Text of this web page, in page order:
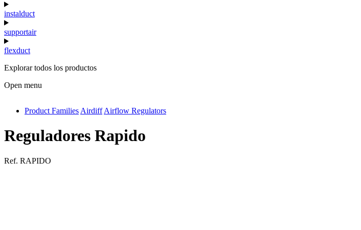
instalduct
supportair
flexduct
Explorar todos los productos
Open menu
antivib
isolfix
Product Families Airdiff Airflow Regulators
Reguladores Rapido
Ref. RAPIDO